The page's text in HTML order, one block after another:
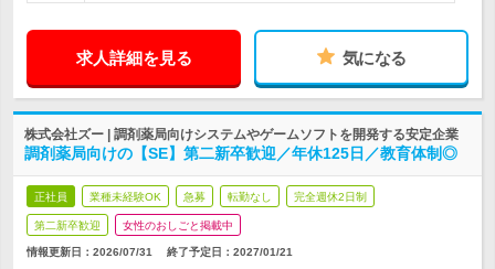
求人詳細を見る 気になる
株式会社ズー | 調剤薬局向けシステムやゲームソフトを開発する安定企業
調剤薬局向けの【SE】第二新卒歓迎／年休125日／教育体制◎
正社員 業種未経験OK 急募 転勤なし 完全週休2日制
第二新卒歓迎 女性のおしごと掲載中
情報更新日：2026/07/31 終了予定日： 2027/01/21